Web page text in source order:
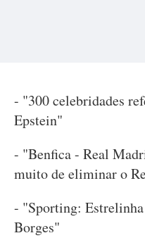
- "300 celebridades
Epstein"
- "Benfica - Real
muito de eliminar o
- "Sporting:
Borges"